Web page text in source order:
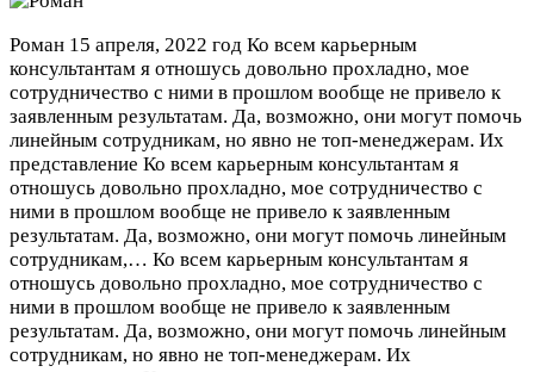
Роман 15 апреля, 2022 год Ко всем карьерным
консультантам я отношусь довольно прохладно, мое
сотрудничество с ними в прошлом вообще не привело к
заявленным результатам. Да, возможно, они могут помочь
линейным сотрудникам, но явно не топ-менеджерам. Их
представление Ко всем карьерным консультантам я
отношусь довольно прохладно, мое сотрудничество с
ними в прошлом вообще не привело к заявленным
результатам. Да, возможно, они могут помочь линейным
сотрудникам,… Ко всем карьерным консультантам я
отношусь довольно прохладно, мое сотрудничество с
ними в прошлом вообще не привело к заявленным
результатам. Да, возможно, они могут помочь линейным
сотрудникам, но явно не топ-менеджерам. Их